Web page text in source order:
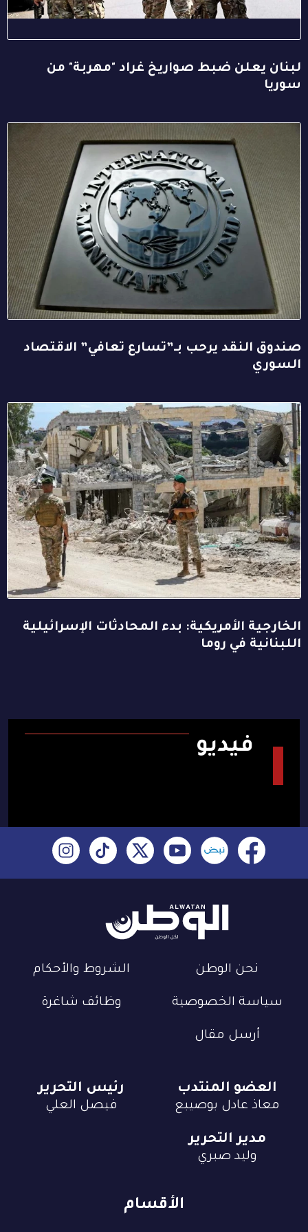
لبنان يعلن ضبط صواريخ غراد "مهربة" من
سوريا
صندوق النقد يرحب بـ”تسارع تعافي” الاقتصاد
السوري
الخارجية الأمريكية: بدء المحادثات الإسرائيلية
اللبنانية في روما
فيديو
نحن الوطن الشروط والأحكام
سياسة الخصوصية وظائف شاغرة
أرسل مقال
الأقسام
العضو المنتدب
معاذ عادل بوصيبع
رئيس التحرير
فيصل العلي
مدير التحرير
وليد صبري